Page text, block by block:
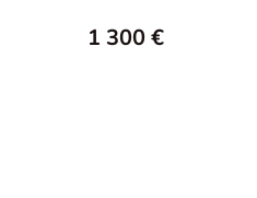
1 300 €